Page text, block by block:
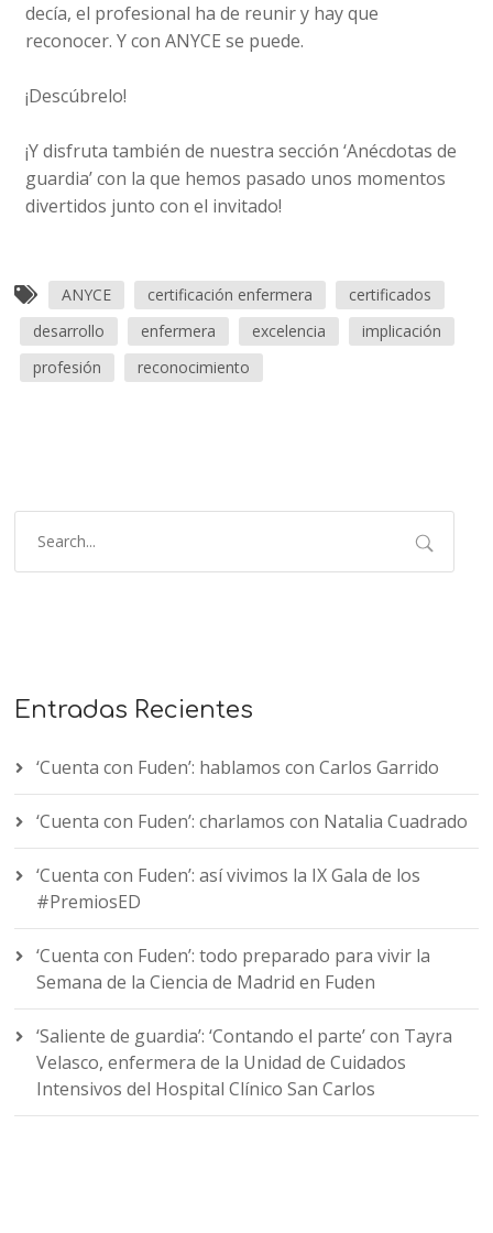
decía, el profesional ha de reunir y hay que
reconocer. Y con ANYCE se puede.
¡Descúbrelo!
¡Y disfruta también de nuestra sección ‘Anécdotas de
guardia’ con la que hemos pasado unos momentos
divertidos junto con el invitado!
ANYCE certificación enfermera
certificados
desarrollo
enfermera excelencia
implicación
profesión
reconocimiento
Entradas Recientes
‘Cuenta con Fuden’: hablamos con Carlos Garrido
‘Cuenta con Fuden’: charlamos con Natalia Cuadrado
‘Cuenta con Fuden’: así vivimos la IX Gala de los
#PremiosED
‘Cuenta con Fuden’: todo preparado para vivir la
Semana de la Ciencia de Madrid en Fuden
‘Saliente de guardia’: ‘Contando el parte’ con Tayra
Velasco, enfermera de la Unidad de Cuidados
Intensivos del Hospital Clínico San Carlos